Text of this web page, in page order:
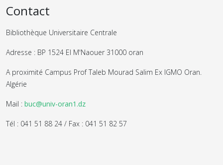
Contact
Bibliothèque Universitaire Centrale
Adresse : BP 1524 El M'Naouer 31000 oran
A proximité Campus Prof Taleb Mourad Salim Ex IGMO Oran.
Algérie
Mail : buc@univ-oran1.dz
Tél : 041 51 88 24 / Fax : 041 51 82 57